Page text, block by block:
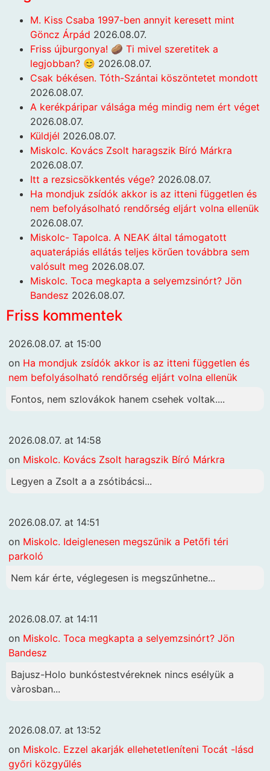
M. Kiss Csaba 1997-ben annyit keresett mint
Göncz Árpád 2026.08.07.
Friss újburgonya! 🥔 Ti mivel szeretitek a
legjobban? 😊 2026.08.07.
Csak békésen. Tóth-Szántai köszöntetet mondott
2026.08.07.
A kerékpáripar válsága még mindig nem ért véget
2026.08.07.
Küldjél 2026.08.07.
Miskolc. Kovács Zsolt haragszik Bíró Márkra
2026.08.07.
Itt a rezsicsökkentés vége? 2026.08.07.
Ha mondjuk zsídók akkor is az itteni független és
nem befolyásolható rendőrség eljárt volna ellenük
2026.08.07.
Miskolc- Tapolca. A NEAK által támogatott
aquaterápiás ellátás teljes körűen továbbra sem
valósult meg 2026.08.07.
Miskolc. Toca megkapta a selyemzsinórt? Jön
Bandesz 2026.08.07.
Friss kommentek
2026.08.07. at 15:00
on Ha mondjuk zsídók akkor is az itteni független és
nem befolyásolható rendőrség eljárt volna ellenük
Fontos, nem szlovákok hanem csehek voltak....
2026.08.07. at 14:58
on Miskolc. Kovács Zsolt haragszik Bíró Márkra
Legyen a Zsolt a a zsótibácsi...
2026.08.07. at 14:51
on Miskolc. Ideiglenesen megszűnik a Petőfi téri
parkoló
Nem kár érte, véglegesen is megszűnhetne...
2026.08.07. at 14:11
on Miskolc. Toca megkapta a selyemzsinórt? Jön
Bandesz
Bajusz-Holo bunkóstestvéreknek nincs esélyük a
vàrosban...
2026.08.07. at 13:52
on Miskolc. Ezzel akarják ellehetetleníteni Tocát -lásd
győri közgyűlés